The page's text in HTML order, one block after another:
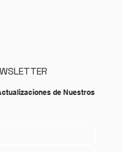
de Nuestros